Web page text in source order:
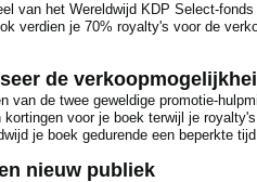
van het Wereldwijd KDP Select-
verdien je 70% royalty's voor de
de
van de twee geweldige promotie-
kortingen voor je boek terwijl je
je boek gedurende een beperkte
nieuw publiek